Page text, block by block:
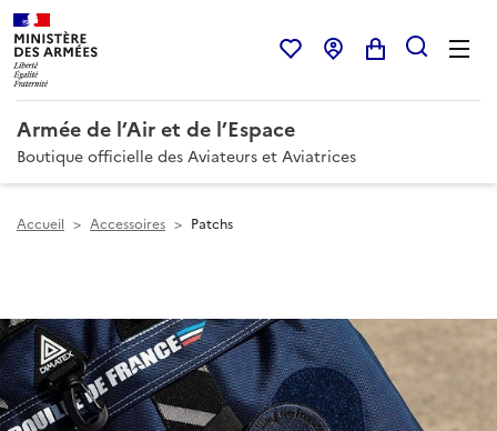
Armée de l’Air et de l’Espace
Boutique officielle des Aviateurs et Aviatrices
Accueil > Accessoires > Patchs